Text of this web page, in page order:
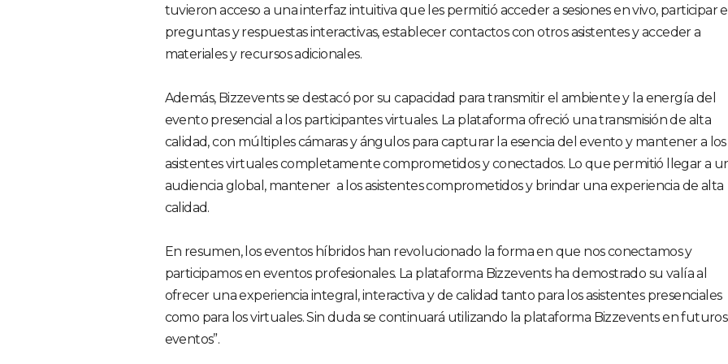
tuvieron acceso a una interfaz intuitiva que les permitió acceder a sesiones en vivo, participar
preguntas y respuestas interactivas, establecer contactos con otros asistentes y acceder a
materiales y recursos adicionales.
Además, Bizzevents se destacó por su capacidad para transmitir el ambiente y la energía del
evento presencial a los participantes virtuales. La plataforma ofreció una transmisión de alta
calidad, con múltiples cámaras y ángulos para capturar la esencia del evento y mantener a los
asistentes virtuales completamente comprometidos y conectados. Lo que permitió llegar a
audiencia global, mantener a los asistentes comprometidos y brindar una experiencia de alta
calidad.
En resumen, los eventos híbridos han revolucionado la forma en que nos conectamos y
participamos en eventos profesionales. La plataforma Bizzevents ha demostrado su valía al
ofrecer una experiencia integral, interactiva y de calidad tanto para los asistentes presenciales
como para los virtuales. Sin duda se continuará utilizando la plataforma Bizzevents en futuros
eventos”.